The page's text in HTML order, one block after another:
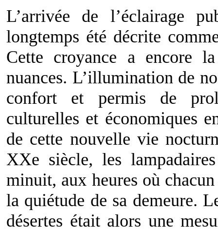
L’arrivée de l’éclairage
longtemps été décrite
Cette croyance a encore
nuances. L’illumination de
confort et permis de
culturelles et économiques
de cette nouvelle vie
XXe siècle, les
minuit, aux heures où
la quiétude de sa demeure.
désertes était alors une